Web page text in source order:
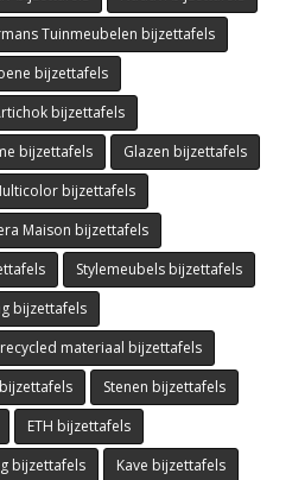
Tuinmeubelen bijzettafels
bijzettafels
bijzettafels
bijzettafels
Glazen bijzettafels
bijzettafels
Maison bijzettafels
Stylemeubels bijzettafels
bijzettafels
materiaal bijzettafels
Stenen bijzettafels
ETH bijzettafels
bijzettafels
Kave bijzettafels